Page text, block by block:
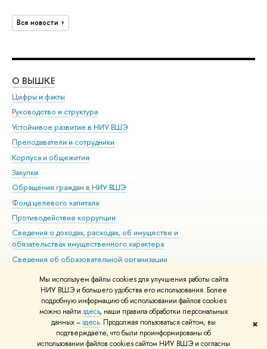
Мы используем файлы cookies для улучшения работы сайта
НИУ ВШЭ и большего удобства его использования. Более
подробную информацию об использовании файлов cookies
можно найти здесь, наши правила обработки персональных
данных –здесь. Продолжая пользоваться сайтом, вы
подтверждаете, что были проинформированы об
использовании файлов cookies сайтом НИУ ВШЭ и согласны
✖
Все новости
О ВЫШКЕ
Цифры и факты
Руководство и структура
Устойчивое развитие в НИУ ВШЭ
Преподаватели и сотрудники
Корпуса и общежития
Закупки
Обращения граждан в НИУ ВШЭ
Фонд целевого капитала
Противодействие коррупции
Сведения о доходах, расходах, об имуществе и
обязательствах имущественного характера
Сведения об образовательной организации
Людям с ограниченными возможностями здоровья
Единая платежная страница
Работа в Вышке
© НИУ ВШЭ 1993–2026 Адреса и контакты Условия использования